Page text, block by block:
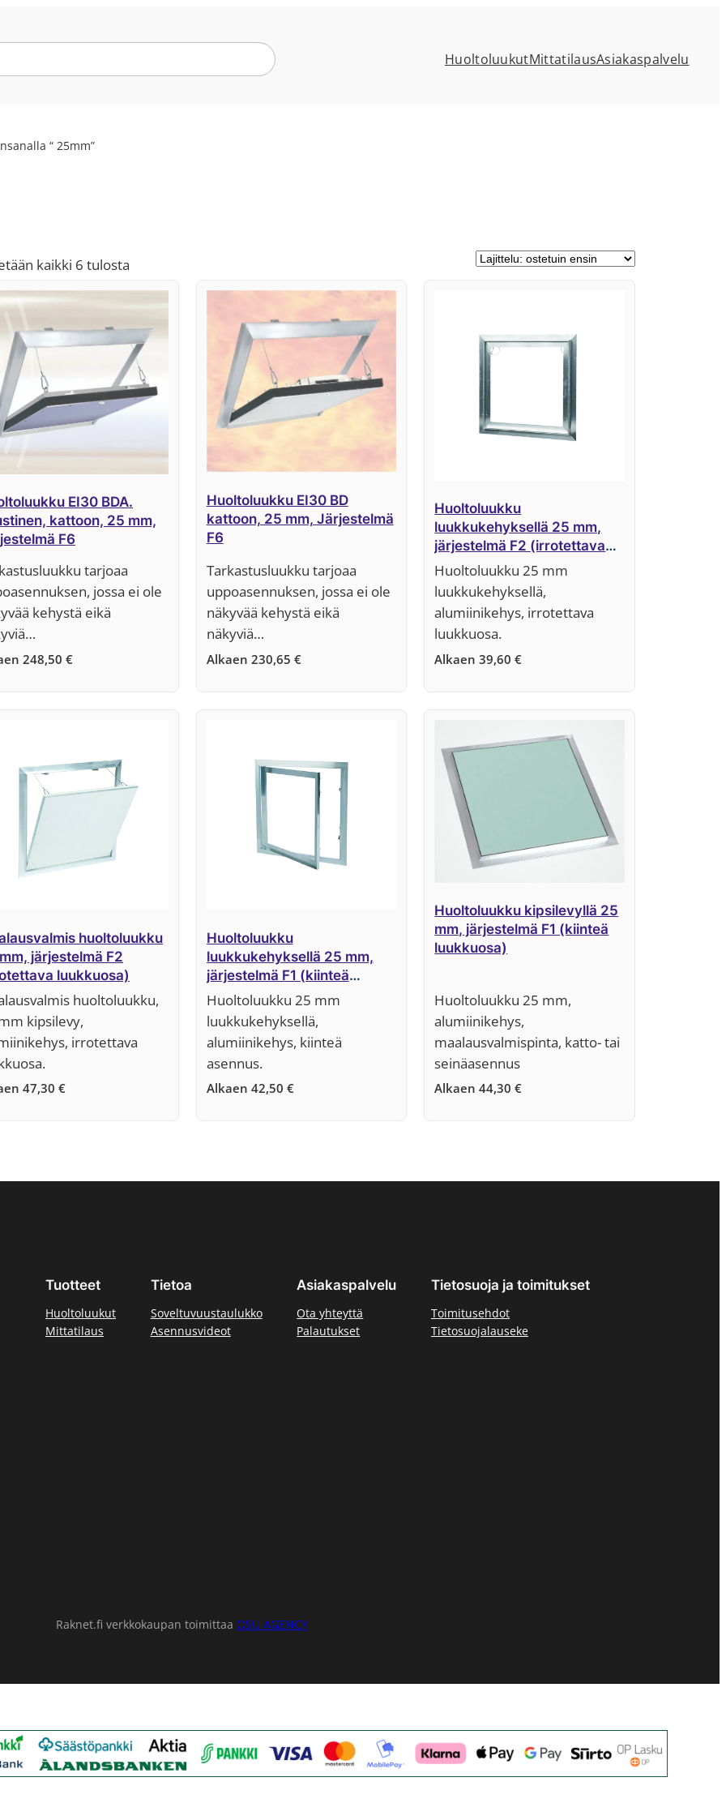
HuoltoluukutMittatilausAsiakaspalvelu
“ 25mm”
kaikki 6 tulosta
EI30 BDA.
kattoon, 25 mm,
F6
tarjoaa
jossa ei ole
kehystä eikä
248,50 €
Huoltoluukku EI30 BD
kattoon, 25 mm, Järjestelmä
F6
Tarkastusluukku tarjoaa
uppoasennuksen, jossa ei ole
näkyvää kehystä eikä
näkyviä…
Alkaen 230,65 €
Huoltoluukku
luukkukehyksellä 25 mm,
järjestelmä F2 (irrotettava
luukkuosa)
Huoltoluukku 25 mm
luukkukehyksellä,
alumiinikehys, irrotettava
luukkuosa.
Alkaen39,60€
huoltoluukku
järjestelmä F2
luukkuosa)
huoltoluukku,
kipsilevy,
irrotettava
47,30 €
Huoltoluukku
luukkukehyksellä 25 mm,
järjestelmä F1 (kiinteä
luukkuosa)
Huoltoluukku 25 mm
luukkukehyksellä,
alumiinikehys, kiinteä
asennus.
Alkaen 42,50 €
Huoltoluukku kipsilevyllä 25
mm, järjestelmä F1 (kiinteä
luukkuosa)
Huoltoluukku 25 mm,
alumiinikehys,
maalausvalmispinta, katto- tai
seinäasennus
Alkaen44,30€
Tuotteet
Huoltoluukut
Mittatilaus
Tietoa
Soveltuvuustaulukko
Asennusvideot
Asiakaspalvelu
Ota yhteyttä
Palautukset
Tietosuoja ja toimitukset
Toimitusehdot
Tietosuojalauseke
Raknet.fi verkkokaupan toimittaa OSU AGENCY